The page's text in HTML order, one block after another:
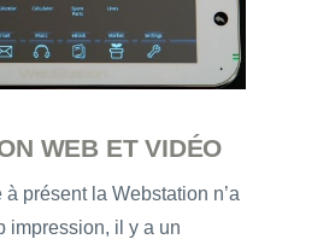
WEB ET VIDÉO
à présent la Webstation n’a
impression, il y a un